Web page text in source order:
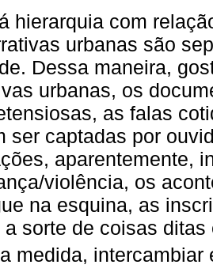
hierarquia com
urbanas são
Dessa maneira,
urbanas, os
as falas
ser captadas por
aparentemente,
violência, os
na esquina, as
a sorte de coisas
medida, intercambiar